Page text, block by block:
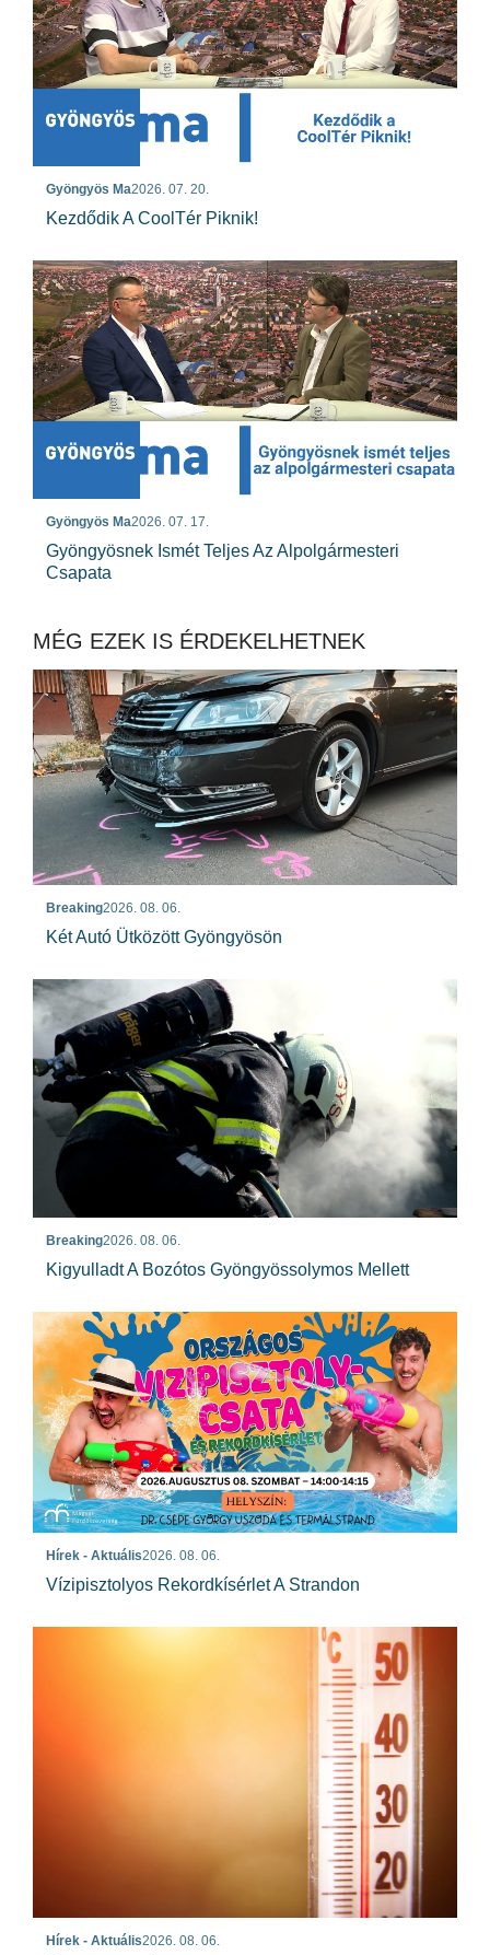
Gyöngyös Ma2026. 07. 20.
Kezdődik A CoolTér Piknik!
Gyöngyös Ma2026. 07. 17.
Gyöngyösnek Ismét Teljes Az Alpolgármesteri
Csapata
MÉG EZEK IS ÉRDEKELHETNEK
Breaking2026. 08. 06.
Két Autó Ütközött Gyöngyösön
Breaking2026. 08. 06.
Kigyulladt A Bozótos Gyöngyössolymos Mellett
Hírek - Aktuális2026. 08. 06.
Vízipisztolyos Rekordkísérlet A Strandon
Hírek - Aktuális2026. 08. 06.